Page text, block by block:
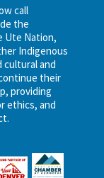
call
the
Ute Nation,
Indigenous
cultural and
their
providing
ethics, and